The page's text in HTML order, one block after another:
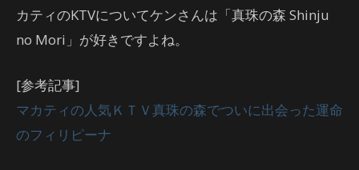
カティのKTVについてケンさんは「真珠の森 Shinju
no Mori」が好きですよね。
[参考記事]
マカティの人気ＫＴＶ真珠の森でついに出会った運命
のフィリピーナ